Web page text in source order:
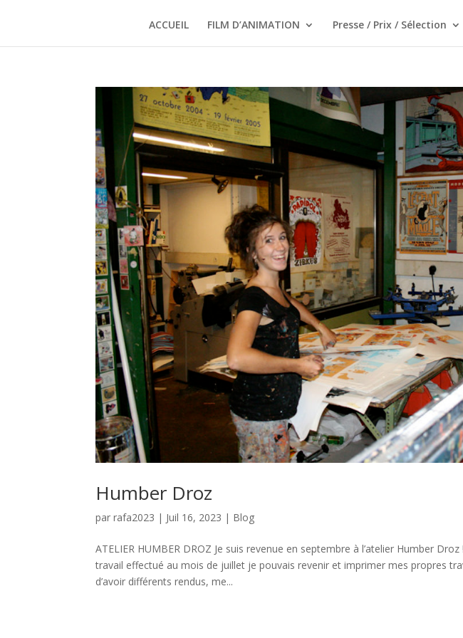
ACCUEIL FILM D’ANIMATION Presse / Prix / Sélection
Humber Droz
parrafa2023 | Juil 16, 2023 | Blog
ATELIER HUMBER DROZ Je suis revenue en septembre à l’atelier Humber
travail effectué au mois de juillet je pouvais revenir et imprimer mes propres
d’avoir différents rendus, me...